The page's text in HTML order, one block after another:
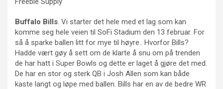
Buffalo Bills . Vi starter det hele med et lag som kan
komme seg hele veien til SoFi Stadium den 13 februar. For
så å sparke ballen litt for mye til høyre.. Hvorfor Bills?
Hadde vært gøy å sett om de klarte å snu om på trenden
de har hatt i Super Bowls og dette er laget å gjøre det med.
De har en stor og sterk QB i Josh Allen som kan både
kaste langt og løpe med ballen. Bills har en av de bedre WR